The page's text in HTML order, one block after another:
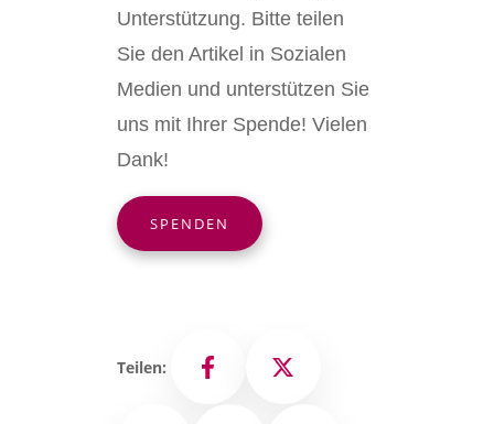
Unterstützung. Bitte teilen
Sie den Artikel in Sozialen
Medien und unterstützen Sie
uns mit Ihrer Spende! Vielen
Dank!
SPENDEN
Teilen: Facebook X